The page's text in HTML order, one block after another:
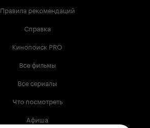
Правила рекомендаций
Справка
Кинопоиск PRO
Все фильмы
Все сериалы
Что посмотреть
Афиша